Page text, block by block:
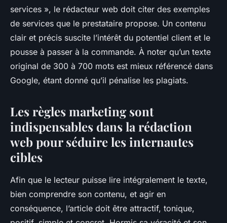
services », le rédacteur web doit citer des exemples
de services que le prestataire propose. Un contenu
clair et précis suscite l’intérêt du potentiel client et le
pousse à passer à la commande. À noter qu’un texte
original de 300 à 700 mots est mieux référencé dans
Google, étant donné qu’il pénalise les plagiats.
Les règles marketing sont
indispensables dans la rédaction
web pour séduire les internautes
cibles
Afin que le lecteur puisse lire intégralement le texte,
bien comprendre son contenu, et agir en
conséquence, l’article doit être attractif, tonique,